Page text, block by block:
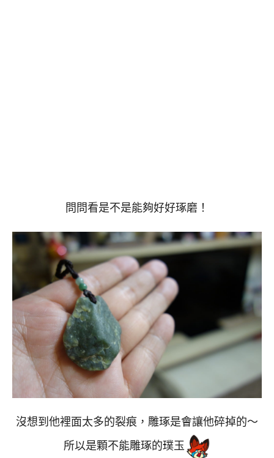
問問看是不是能夠好好琢磨！
沒想到他裡面太多的裂痕，雕琢是會讓他碎掉的～
所以是顆不能雕琢的璞玉